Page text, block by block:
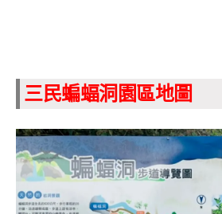
三民蝙蝠洞園區地圖